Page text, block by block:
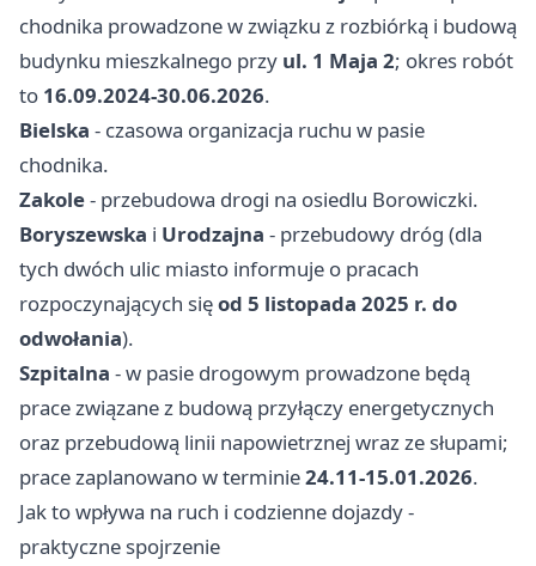
chodnika prowadzone w związku z rozbiórką i budową
budynku mieszkalnego przy ul. 1 Maja 2; okres robót
to 16.09.2024-30.06.2026.
Bielska - czasowa organizacja ruchu w pasie
chodnika.
Zakole- przebudowa drogi na osiedlu Borowiczki.
Boryszewska i Urodzajna - przebudowy dróg (dla
tych dwóch ulic miasto informuje o pracach
rozpoczynających sięod 5 listopada 2025 r. do
odwołania).
Szpitalna - w pasie drogowym prowadzone będą
prace związane z budową przyłączy energetycznych
oraz przebudową linii napowietrznej wraz ze słupami;
prace zaplanowano w terminie24.11-15.01.2026.
Jak to wpływa na ruch i codzienne dojazdy -
praktyczne spojrzenie